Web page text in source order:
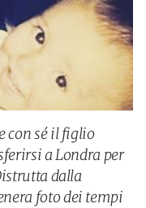
con sé il figlio
a Londra per
dalla
foto dei tempi